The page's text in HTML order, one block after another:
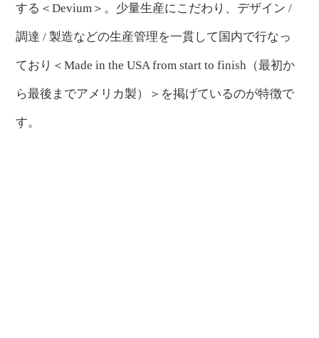
する＜Devium＞。少量生産にこだわり、デザイン /
調達 / 製造などの生産管理を一貫して国内で行なっ
ており＜Made in the USA from start to finish（最初か
ら最後までアメリカ製）＞を掲げているのが特徴で
す。